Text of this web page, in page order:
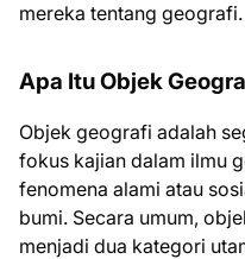
mereka tentang geografi.
Apa Itu Objek
Objek geografi adalah
fokus kajian dalam ilmu
fenomena alami atau
bumi. Secara umum,
menjadi dua kategori